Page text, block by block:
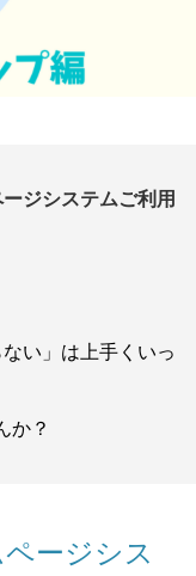
ジシステムご利用
い」は上手くいっ
か？
ージシス